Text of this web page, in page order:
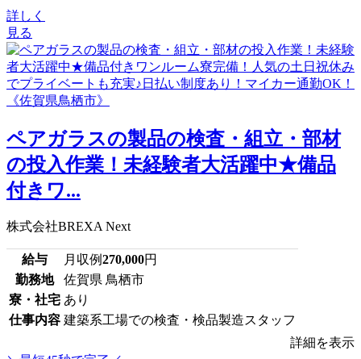
詳しく
見る
ペアガラスの製品の検査・組立・部材
の投入作業！未経験者大活躍中★備品
付きワ...
株式会社BREXA Next
給与 月収例270,000円
勤務地
佐賀県 鳥栖市
寮・社宅 あり
仕事内容 建築系工場での検査・検品製造スタッフ
詳細を表示